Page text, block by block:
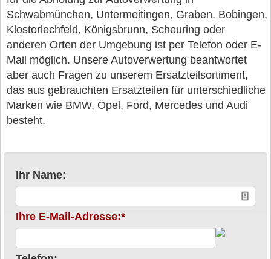
Schwabmünchen, Untermeitingen, Graben, Bobingen,
Klosterlechfeld, Königsbrunn, Scheuring oder
anderen Orten der Umgebung ist per Telefon oder E-
Mail möglich. Unsere Autoverwertung beantwortet
aber auch Fragen zu unserem Ersatzteilsortiment,
das aus gebrauchten Ersatzteilen für unterschiedliche
Marken wie BMW, Opel, Ford, Mercedes und Audi
besteht.
Ihr Name:
Ihre E-Mail-Adresse:*